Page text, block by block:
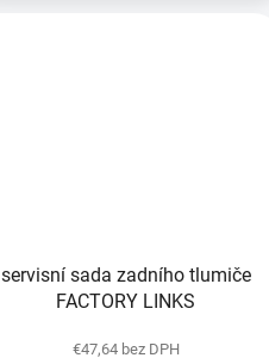
servisní sada zadního tlumiče
FACTORY LINKS
€47,64 bez DPH